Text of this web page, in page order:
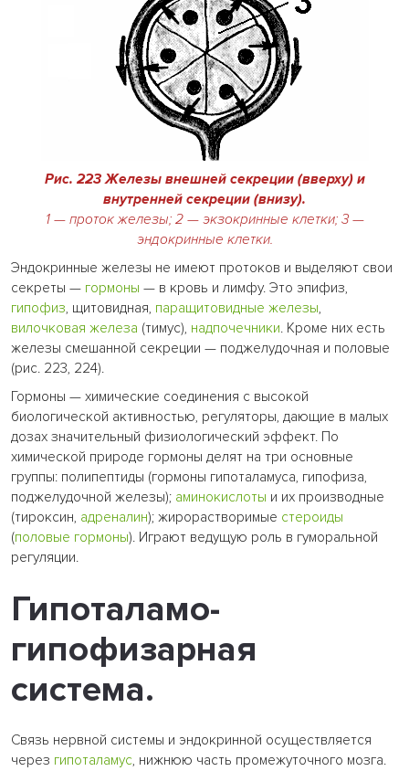
Рис. 223 Железы внешней секреции (вверху) и
внутренней секреции (внизу).
1 — проток железы; 2 — экзокринные клетки; 3 —
эндокринные клетки.
Эндокринные железы не имеют протоков и выделяют свои
секреты — гормоны — в кровь и лимфу. Это эпифиз,
гипофиз, щитовидная, паращитовидные железы,
вилочковая железа (тимус), надпочечники. Кроме них есть
железы смешанной секреции — поджелудочная и половые
(рис. 223, 224).
Гормоны — химические соединения с высокой
биологической активностью, регуляторы, дающие в малых
дозах значительный физиологический эффект. По
химической природе гормоны делят на три основные
группы: полипептиды (гормоны гипоталамуса, гипофиза,
поджелудочной железы); аминокислоты и их производные
(тироксин, адреналин); жирорастворимые стероиды
(половые гормоны). Играют ведущую роль в гуморальной
регуляции.
Гипоталамо-
гипофизарная
система.
Связь нервной системы и эндокринной осуществляется
через гипоталамус, нижнюю часть промежуточного мозга.